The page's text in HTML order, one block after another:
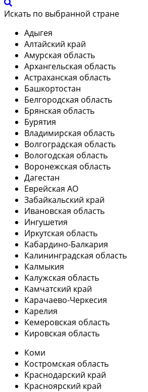
Искать по выбранной стране
Адыгея
Алтайский край
Амурская область
Архангельская область
Астраханская область
Башкортостан
Белгородская область
Брянская область
Бурятия
Владимирская область
Волгоградская область
Вологодская область
Воронежская область
Дагестан
Еврейская АО
Забайкальский край
Ивановская область
Ингушетия
Иркутская область
Кабардино-Балкария
Калининградская область
Калмыкия
Калужская область
Камчатский край
Карачаево-Черкесия
Карелия
Кемеровская область
Кировская область
Коми
Костромская область
Краснодарский край
Красноярский край